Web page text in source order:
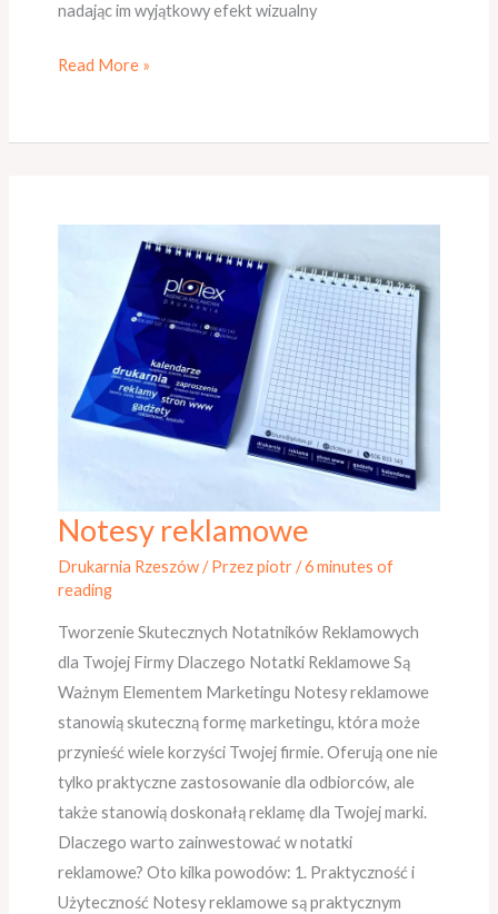
nadając im wyjątkowy efekt wizualny
Read More »
Notesy reklamowe
Drukarnia Rzeszów/ Przezpiotr/6 minutes of
reading
Tworzenie Skutecznych Notatników Reklamowych
dla Twojej Firmy Dlaczego Notatki Reklamowe Są
Ważnym Elementem Marketingu Notesy reklamowe
stanowią skuteczną formę marketingu, która może
przynieść wiele korzyści Twojej firmie. Oferują one nie
tylko praktyczne zastosowanie dla odbiorców, ale
także stanowią doskonałą reklamę dla Twojej marki.
Dlaczego warto zainwestować w notatki
reklamowe? Oto kilka powodów: 1. Praktyczność i
Użyteczność Notesy reklamowe są praktycznym
Notesy